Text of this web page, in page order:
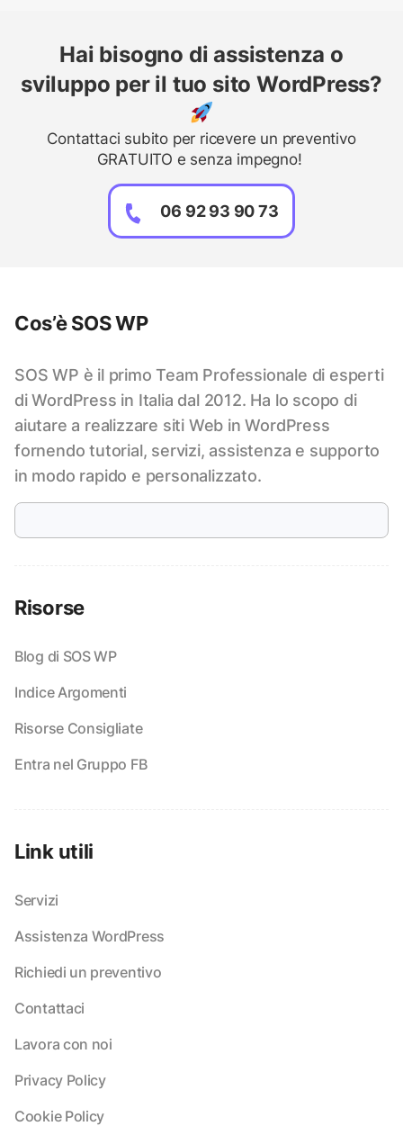
Hai bisogno di assistenza o
sviluppo per il tuo sito WordPress?
Contattaci subito per ricevere un preventivo
GRATUITO e senza impegno!
06 92 93 90 73
Cos’è SOS WP
SOS WP è il primo Team Professionale di esperti
di WordPress in Italia dal 2012. Ha lo scopo di
aiutare a realizzare siti Web in WordPress
fornendo tutorial, servizi, assistenza e supporto
in modo rapido e personalizzato.
Risorse
Blog di SOS WP
Indice Argomenti
Risorse Consigliate
Entra nel Gruppo FB
Link utili
Servizi
Assistenza WordPress
Richiedi un preventivo
Contattaci
Lavora con noi
Privacy Policy
Cookie Policy